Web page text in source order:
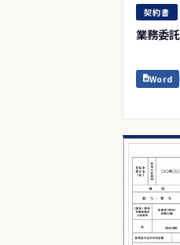
契約書
業務委
Word